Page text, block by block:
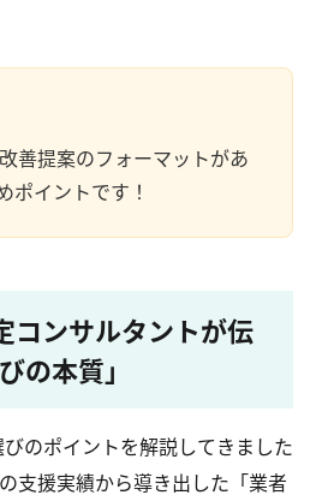
善提案のフォーマットがあ
ポイントです！
コンサルタントが伝
の本質」
のポイントを解説してきました
支援実績から導き出した「業者